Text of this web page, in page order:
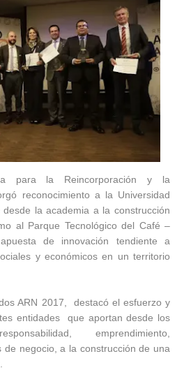
para la Reincorporación y la
reconocimiento a la Universidad
la academia a la construcción
al Parque Tecnológico del Café –
de innovación tendiente a
y económicos en un territorio
ARN 2017, destacó el esfuerzo y
entidades que aportan desde los
emprendimiento,
de negocio, a la construcción de una